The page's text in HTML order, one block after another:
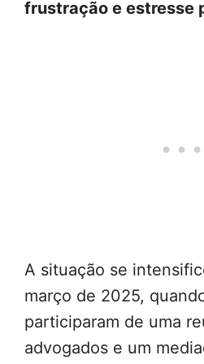
frustração e estresse
A situação se
março de 2025,
participaram de uma
advogados e um